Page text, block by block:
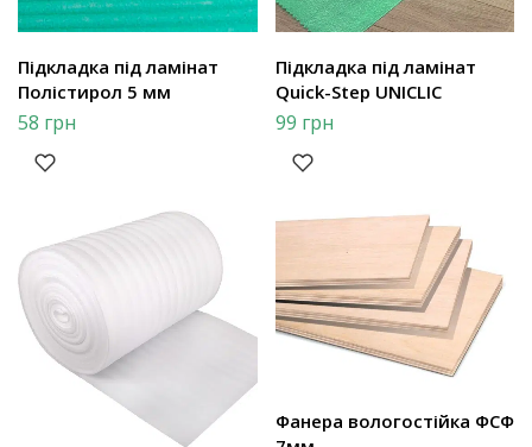
Підкладка під ламінат
Полістирол 5 мм
58 грн
Підкладка під ламінат
Quick-Step UNICLIC
99 грн
Фанера вологостійка ФСФ